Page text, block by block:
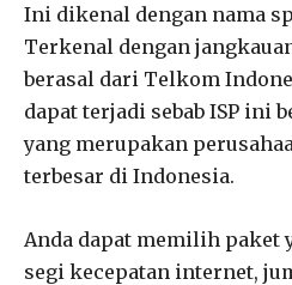
Ini dikenal dengan nama
Terkenal dengan
berasal dari Telkom
dapat terjadi sebab ISP ini
yang merupakan
terbesar di Indonesia.
Anda dapat memilih paket
segi kecepatan internet,